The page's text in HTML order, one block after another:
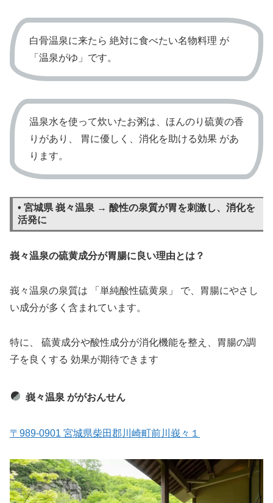
白骨温泉に来たら 絶対に食べたい名物料理 が
「温泉がゆ」です。
温泉水を使って炊いたお粥は、ほんのり硫黄の香
りがあり、 胃に優しく、消化を助ける効果 があ
ります。
• 宮城県 峩々温泉 → 酸性の泉質が胃を刺激し、消化を
活発に
峩々温泉の硫黄成分が胃腸に良い理由とは？
峩々温泉の泉質は 「単純酸性硫黄泉」 で、胃腸にやさし
い成分が多く含まれています。
特に、 硫黄成分や酸性成分が消化機能を整え、胃腸の調
子を良くする 効果が期待できます
峩々温泉 ががおんせん
〒989-0901 宮城県柴田郡川崎町前川峩々１